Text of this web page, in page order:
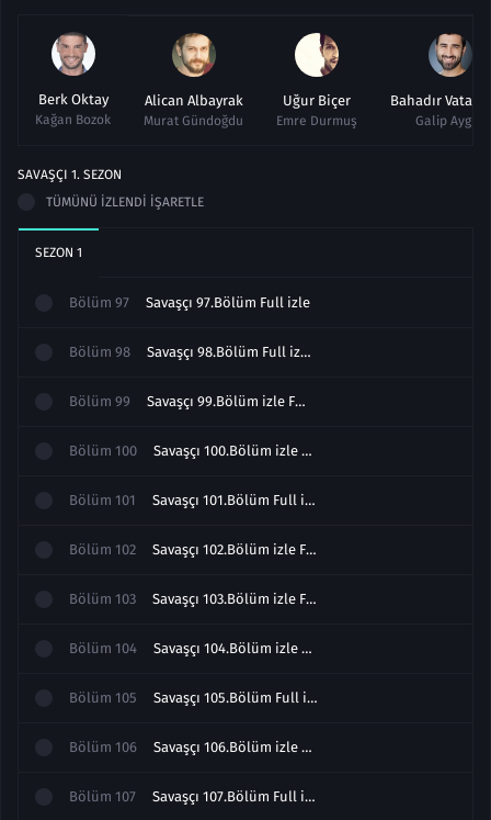
Berk Oktay
Kağan Bozok
Alican Albayrak
Murat Gündoğdu
Uğur Biçer
Emre Durmuş
Bahadır
Galip Aygün
SAVAŞÇI 1. SEZON
TÜMÜNÜ İZLENDI İŞARETLE
SEZON 1
Bölüm 97 Savaşçı 97.Bölüm Full izle
Bölüm 98 Savaşçı 98.Bölüm Full izle
Bölüm 99 Savaşçı 99.Bölüm izle Full
Bölüm 100 Savaşçı 100.Bölüm izle Full
Bölüm 101 Savaşçı 101.Bölüm Full izle
Bölüm 102 Savaşçı 102.Bölüm izle Full
Bölüm 103 Savaşçı 103.Bölüm izle Full
Bölüm 104 Savaşçı 104.Bölüm izle Full
Bölüm 105 Savaşçı 105.Bölüm Full izle
Bölüm 106 Savaşçı 106.Bölüm izle Full
Bölüm 107 Savaşçı 107.Bölüm Full izle